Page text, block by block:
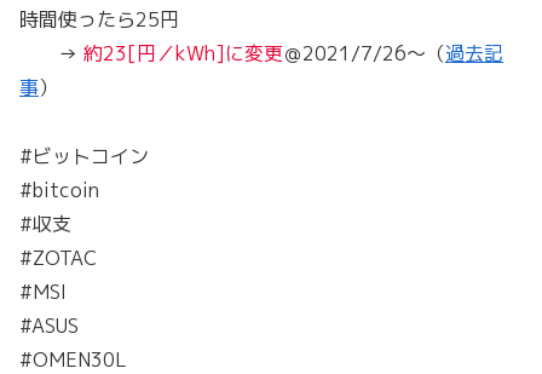
時間使ったら25円
→ 約23[円／kWh]に変更＠2021/7/26～（過去記
事）
#ビットコイン
#bitcoin
#収支
#ZOTAC
#MSI
#ASUS
#OMEN30L